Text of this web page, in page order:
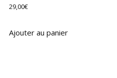
29,00€
Ajouter au panier